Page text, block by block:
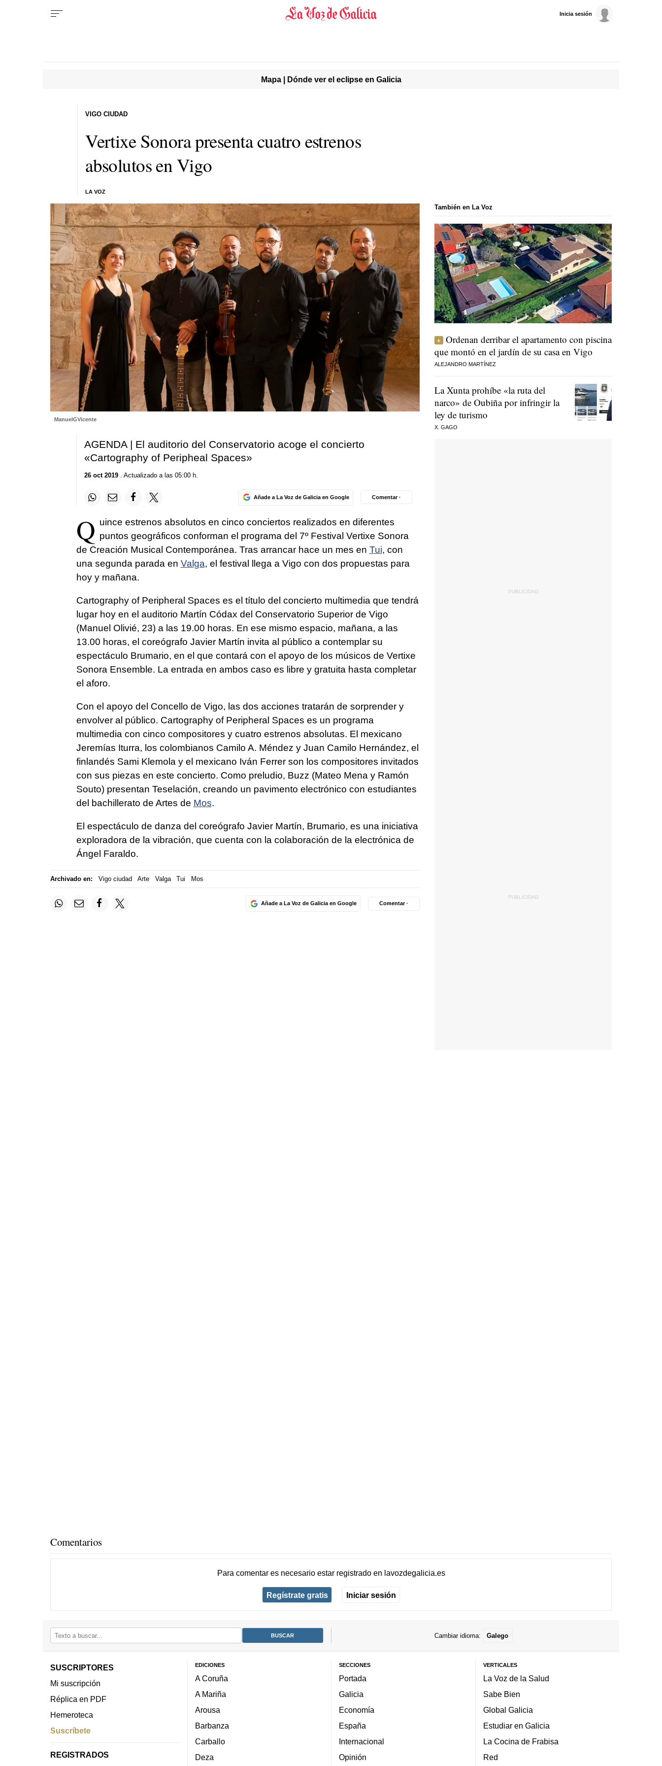
Inicia sesión
Mapa | Dónde ver el eclipse en Galicia
Vertixe Sonora presenta cuatro estrenos
absolutos en Vigo
LA VOZ
VIGO CIUDAD
ManuelGVicente
AGENDA | El auditorio del Conservatorio acoge el concierto
«Cartography of Peripheal Spaces»
26 oct 2019. Actualizado a las 05:00 h.
Añade a La Voz de Galicia en Google Comentar ·
Q uince estrenos absolutos en cinco conciertos realizados en diferentes
puntos geográficos conforman el programa del 7º Festival Vertixe Sonora
de Creación Musical Contemporánea. Tras arrancar hace un mes en Tui, con
una segunda parada en Valga, el festival llega a Vigo con dos propuestas para
hoy y mañana.
Cartography of Peripheral Spaces es el título del concierto multimedia que tendrá
lugar hoy en el auditorio Martín Códax del Conservatorio Superior de Vigo
(Manuel Olivié, 23) a las 19.00 horas. En ese mismo espacio, mañana, a las
13.00 horas, el coreógrafo Javier Martín invita al público a contemplar su
espectáculo Brumario, en el que contará con el apoyo de los músicos de Vertixe
Sonora Ensemble. La entrada en ambos caso es libre y gratuita hasta completar
el aforo.
Con el apoyo del Concello de Vigo, las dos acciones tratarán de sorprender y
envolver al público. Cartography of Peripheral Spaces es un programa
multimedia con cinco compositores y cuatro estrenos absolutas. El mexicano
Jeremías Iturra, los colombianos Camilo A. Méndez y Juan Camilo Hernández, el
finlandés Sami Klemola y el mexicano Iván Ferrer son los compositores invitados
con sus piezas en este concierto. Como preludio, Buzz (Mateo Mena y Ramón
Souto) presentan Teselación, creando un pavimento electrónico con estudiantes
del bachillerato de Artes de Mos.
El espectáculo de danza del coreógrafo Javier Martín, Brumario, es una iniciativa
exploradora de la vibración, que cuenta con la colaboración de la electrónica de
Ángel Faraldo.
Archivado en: Vigo ciudad Arte Valga Tui Mos
Añade a La Voz de Galicia en Google Comentar ·
También en La Voz
Ordenan derribar el apartamento con piscina
que montó en el jardín de su casa en Vigo
ALEJANDRO MARTÍNEZ
La Xunta prohíbe «la ruta del
narco» de Oubiña por infringir la
ley de turismo
X. GAGO
Comentarios
Para comentar es necesario estar registradoen lavozdegalicia.es
Regístrate gratis Iniciar sesión
Cambiar idioma: Galego
SUSCRIPTORES
Mi suscripción
Réplica en PDF
Hemeroteca
Suscríbete
REGISTRADOS
EDICIONES
A Coruña
A Mariña
Arousa
Barbanza
Carballo
Deza
SECCIONES
Portada
Galicia
Economía
España
Internacional
Opinión
VERTICALES
La Voz de la Salud
Sabe Bien
Global Galicia
Estudiar en Galicia
La Cocina de Frabisa
Red